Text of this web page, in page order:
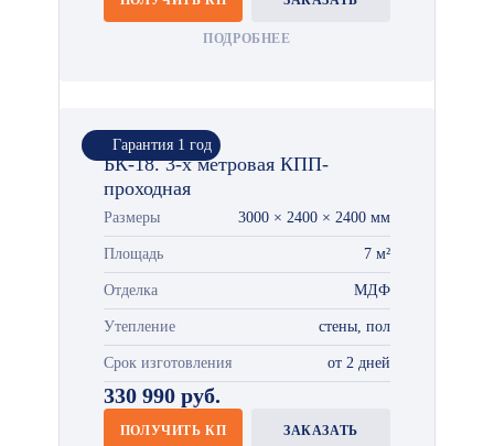
ПОДРОБНЕЕ
Гарантия 1 год
БК-18. 3-х метровая КПП-
проходная
Размеры 3000 × 2400 × 2400 мм
Площадь 7 м²
Отделка МДФ
Утепление стены, пол
Срок изготовления от 2 дней
330 990 руб.
ПОЛУЧИТЬ КП ЗАКАЗАТЬ